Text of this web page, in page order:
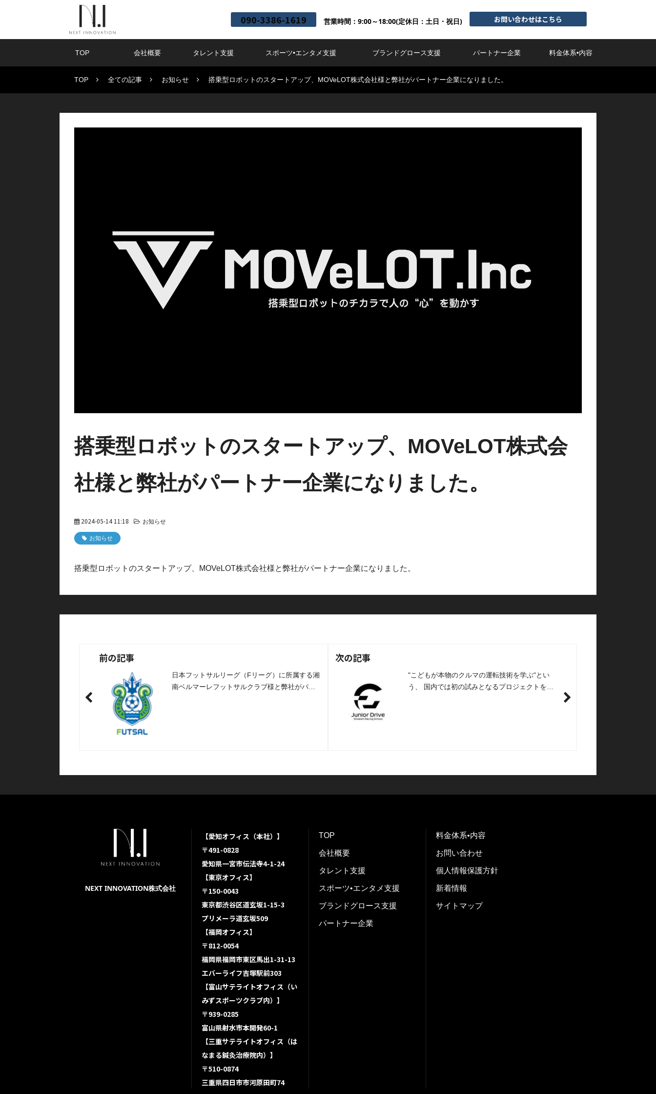
090-3386-1619 営業時間：9:00～18:00(定休日：土日・祝日) お問い合わせはこちら
TOP 会社概要 タレント支援 スポーツ•エンタメ支援 ブランドグロース支援 パートナー企業 料金体系•内容
TOP 全ての記事 お知らせ 搭乗型ロボットのスタートアップ、MOVeLOT株式会社様と弊社がパートナー企業になりました。
搭乗型ロボットのスタートアップ、MOVeLOT株式会
社様と弊社がパートナー企業になりました。
2024-05-14 11:18 お知らせ
お知らせ
搭乗型ロボットのスタートアップ、MOVeLOT株式会社様と弊社がパートナー企業になりました。
前の記事
日本フットサルリーグ（Fリーグ）に所属する湘
南ベルマーレフットサルクラブ様と弊社がパー
次の記事
"こどもが本物のクルマの運転技術を学ぶ"とい
う、 国内では初の試みとなるプロジェクトを手
NEXT INNOVATION株式会社
【愛知オフィス（本社）】
〒491-0828
愛知県一宮市伝法寺4-1-24
【東京オフィス】
〒150-0043
東京都渋谷区道玄坂1-15-3
プリメーラ道玄坂509
【福岡オフィス】
〒812-0054
福岡県福岡市東区馬出1-31-13
エバーライフ吉塚駅前303
【富山サテライトオフィス（い
みずスポーツクラブ内）】
〒939-0285
富山県射水市本開発60-1
【三重サテライトオフィス（は
なまる鍼灸治療院内）】
〒510-0874
三重県四日市市河原田町74
TOP
会社概要
タレント支援
スポーツ•エンタメ支援
ブランドグロース支援
パートナー企業
料金体系•内容
お問い合わせ
個人情報保護方針
新着情報
サイトマップ